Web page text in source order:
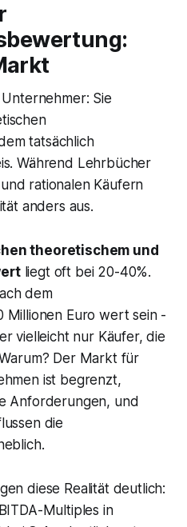
Sie
tatsächlich
Während Lehrbücher
rationalen Käufern
anders aus.
theoretischem und
liegt oft bei 20-40%.
dem
Millionen Euro wert sein -
vielleicht nur Käufer, die
Der Markt für
ist begrenzt,
Anforderungen, und
die
diese Realität deutlich:
Multiples in